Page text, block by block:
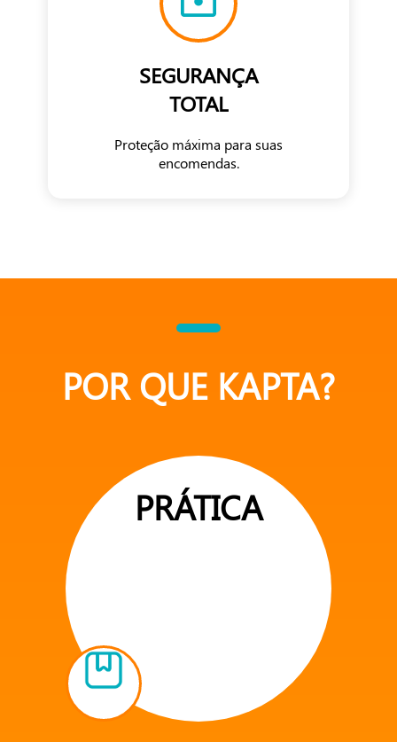
SEGURANÇA
TOTAL
Proteção máxima para suas
encomendas.
POR QUE KAPTA?
PRÁTICA